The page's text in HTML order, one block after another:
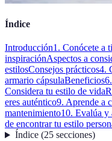
Índice
Introducción1. Conócete a
inspiraciónAspectos a
estilosConsejos prácticos4.
armario cápsulaBeneficios
Considera tu estilo de vida
eres auténtico9. Aprende a
mantenimiento10. Evalúa y
de encontrar tu estilo
Índice(25 secciones)